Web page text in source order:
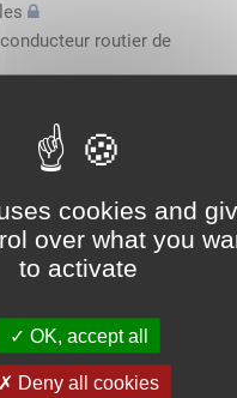
cookies and
over what you
to activate
OK, accept all
Deny all cookies
routier de
professionnelle
l'obtention du